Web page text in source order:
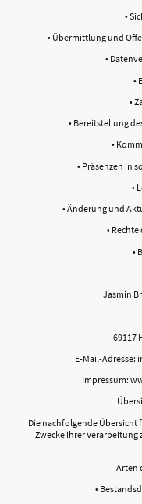
•
• Übermittlung und
•
•
•
• Bereitstellung
•
• Präsenzen in
•
• Änderung und
•
•
Jasmin
69117
E-Mail-Adresse:
Impressum:
Die nachfolgende Übersicht
Zwecke ihrer
Arten
•